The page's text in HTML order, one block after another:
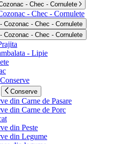
- Chec - Cornulete
- Chec - Cornulete
Cozonac - Chec - Cornulete
Cozonac - Chec - Cornulete
- Lipie
Conserve
Conserve
din Carne de Pasare
din Carne de Porc
din Peste
din Legume